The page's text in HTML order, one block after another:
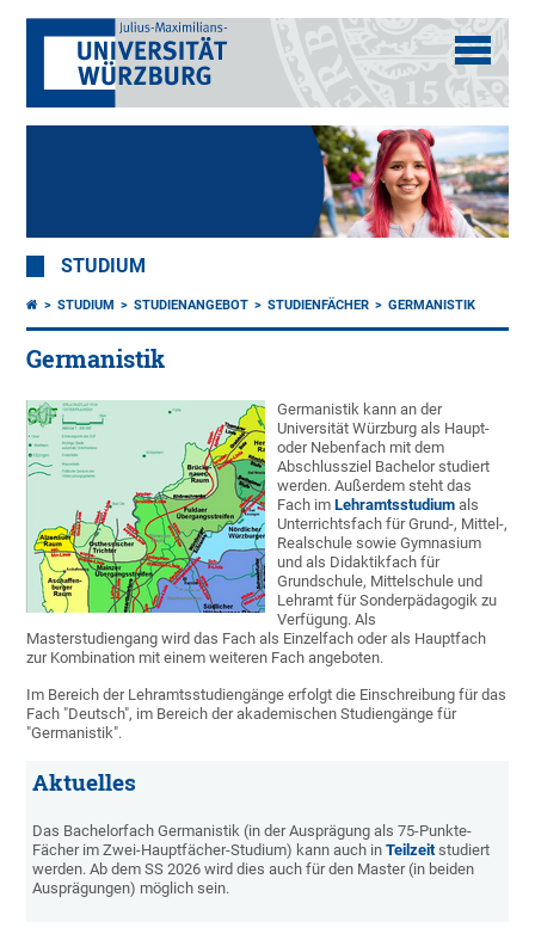
STUDIUM
STUDIUM STUDIENANGEBOT STUDIENFÄCHER GERMANISTIK
Germanistik
Germanistik kann an der
Universität Würzburg als Haupt-
oder Nebenfach mit dem
Abschlussziel Bachelor studiert
werden. Außerdem steht das
Fach imLehramtsstudium als
Unterrichtsfach für Grund-, Mittel-,
Realschule sowie Gymnasium
und als Didaktikfach für
Grundschule, Mittelschule und
Lehramt für Sonderpädagogik zu
Verfügung. Als
Masterstudiengang wird das Fach als Einzelfach oder als Hauptfach
zur Kombination mit einem weiteren Fach angeboten.
Im Bereich der Lehramtsstudiengänge erfolgt die Einschreibung für das
Fach "Deutsch", im Bereich der akademischen Studiengänge für
"Germanistik".
Aktuelles
Das Bachelorfach Germanistik (in der Ausprägung als 75-Punkte-
Fächer im Zwei-Hauptfächer-Studium) kann auch inTeilzeitstudiert
werden. Ab dem SS 2026 wird dies auch für den Master (in beiden
Ausprägungen) möglich sein.